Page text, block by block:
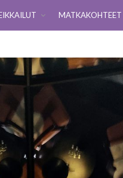
MATKAKOHTEET